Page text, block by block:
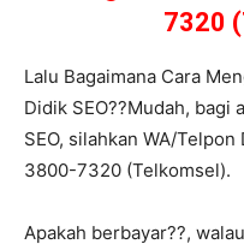
7320
Lalu Bagaimana Cara
Didik SEO??Mudah, bagi
SEO, silahkan WA/
3800-7320 (Telkomsel).
Apakah berbayar??,